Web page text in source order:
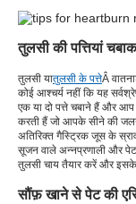
तुलसी की पत्तियां
तुलसी यातुलसी के पत्तेÂ
कोई आश्चर्य नहीं कि यह
एक या दो पत्ते चबाने हैं और
करती हैं जो आपके सीने की
अतिरिक्त गैस्ट्रिक जूस के
सूजन वाले अन्नप्रणाली और
तुलसी चाय तैयार करें और
सौंफ़ खाने से पेट की